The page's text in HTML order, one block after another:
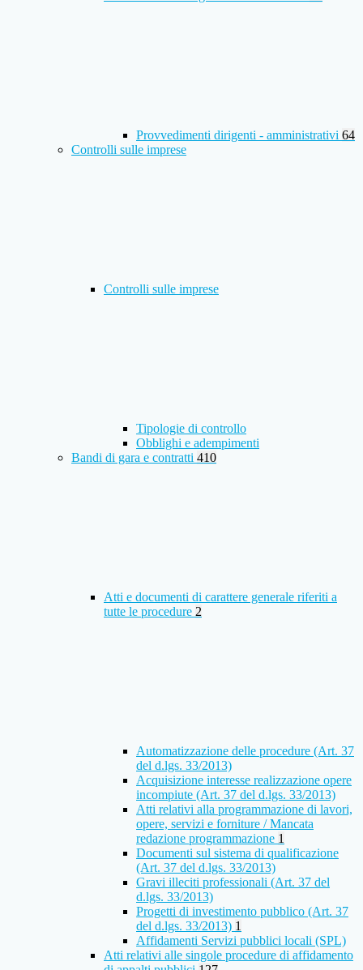
Provvedimenti dirigenti - amministrativi 64
Controlli sulle imprese
Controlli sulle imprese
Tipologie di controllo
Obblighi e adempimenti
Bandi di gara e contratti 410
Atti e documenti di carattere generale riferiti a
tutte le procedure 2
Automatizzazione delle procedure (Art. 37
del d.lgs. 33/2013)
Acquisizione interesse realizzazione opere
incompiute (Art. 37 del d.lgs. 33/2013)
Atti relativi alla programmazione di lavori,
opere, servizi e forniture / Mancata
redazione programmazione 1
Documenti sul sistema di qualificazione
(Art. 37 del d.lgs. 33/2013)
Gravi illeciti professionali (Art. 37 del
d.lgs. 33/2013)
Progetti di investimento pubblico (Art. 37
del d.lgs. 33/2013) 1
Affidamenti Servizi pubblici locali (SPL)
Atti relativi alle singole procedure di affidamento